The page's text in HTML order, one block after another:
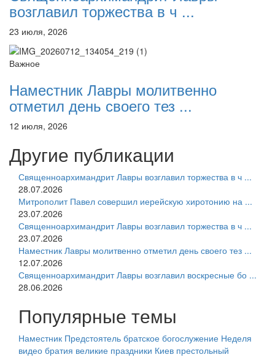
возглавил торжества в ч ...
23 июля, 2026
Важное
Наместник Лавры молитвенно
отметил день своего тез ...
12 июля, 2026
Другие публикации
Священноархимандрит Лавры возглавил торжества в ч ...
28.07.2026
Митрополит Павел совершил иерейскую хиротонию на ...
23.07.2026
Священноархимандрит Лавры возглавил торжества в ч ...
23.07.2026
Наместник Лавры молитвенно отметил день своего тез ...
12.07.2026
Священноархимандрит Лавры возглавил воскресные бо ...
28.06.2026
Популярные темы
Наместник Предстоятель братское богослужение Неделя
видео братия великие праздники Киев престольный